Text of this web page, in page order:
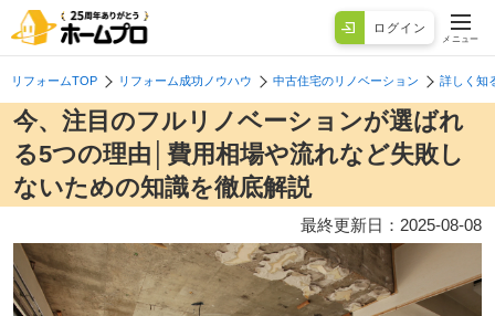
ログイン
メニュー
リフォームTOP リフォーム成功ノウハウ 中古住宅のリノベーション 詳しく知
今、注目のフルリノベーションが選ばれ
る5つの理由│費用相場や流れなど失敗し
ないための知識を徹底解説
最終更新日： 2025-08-08